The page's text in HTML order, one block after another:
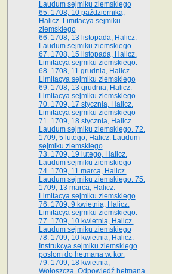
Laudum sejmiku ziemskiego
65­. 1708, 10 października,
Halicz. Limitacya sejmiku
ziemskiego
66. 1708, 13 listopada, Halicz.
Laudum sejmiku ziemskiego
67. 1708, 15 listopada, Halicz.
Limitacya sejmiku ziemskiego.
68. 1708, 11 grudnia, Halicz.
Limitacya sejmiku ziemskiego
69. 1708, 13 grudnia, Halicz.
Limitacya sejmiku ziemskiego.
70. 1709, 17 stycznia, Halicz.
Limitacya sejmiku ziemskiego
71. 1709, 18 stycznia, Halicz.
Laudum sejmiku ziemskiego. 72.
1709, 5 lutego, Halicz. Laudum
sejmiku ziemskiego
73. 1709, 19 lutego, Halicz.
Laudum sejmiku ziemskiego
74. 1709, 11 marca, Halicz.
Laudum sejmiku ziemskiego. 75.
1709, 13 marca, Halicz.
Limitacya sejmiku ziemskiego
76. 1709, 9 kwietnia, Halicz.
Limitacya sejmiku ziemskiego.
77. 1709, 10 kwietnia, Halicz.
Laudum sejmiku ziemskiego
78. 1709, 10 kwietnia, Halicz.
Instrukcya sejmiku ziemskiego
posłom do hetmana w. kor.
79. 1709, 18 kwietnia,
Wołoszcza. Odpowiedź hetmana